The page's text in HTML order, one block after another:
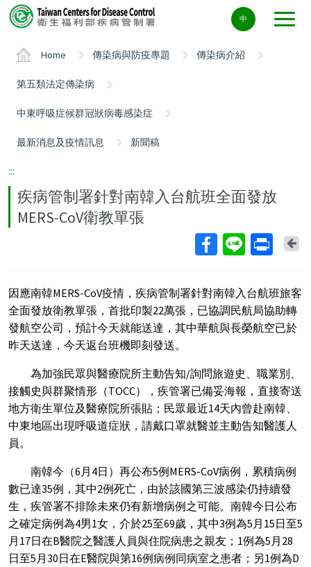
Center
block
中
Home 傳染病與防疫專題 傳染病介紹
第五類法定傳染病
中東呼吸症候群冠狀病毒感染症
最新消息及疫情訊息 新聞稿
:::
疾病管制署針對南韓入台航班全面發放
MERS-CoV衛教單張
因應南韓MERS-CoV疫情，疾病管制署針對南韓入台航班旅客
全面發放衛教單張，首批印製22萬張，已協調民航局協助轉
發航空公司，預計今天就能送達，其中華航與長榮航空已於
昨天送達，今天返台班機即刻發送。
為加強民眾與醫療院所主動告知/詢問旅遊史、職業別、
接觸史與群聚情形（TOCC），疾管署已備妥海報，直接寄送
地方衛生單位及醫療院所張貼；民眾最近14天內曾赴南韓、
中東地區出現呼吸道症狀，請戴口罩就醫並主動告知醫護人
員。
南韓今（6月4日）再公布5例MERS-CoV病例，累積病例
數已達35例，其中2例死亡，由於該國第三波感染仍持續發
生，疾管署不排除未來仍有新增病例之可能。南韓今日公布
之確定病例為4男1女，介於25至69歲，其中3例為5月15日至5
月17日在B醫院之醫護人員與住院病患之親友；1例為5月28
日至5月30日在E醫院與第16例病例同病室之患者；另1例為D